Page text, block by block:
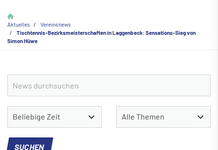
Aktuelles
Vereinsnews
Tischtennis-Bezirksmeisterschaften in Laggenbeck: Sensations-Sieg von
Simon Hüwe